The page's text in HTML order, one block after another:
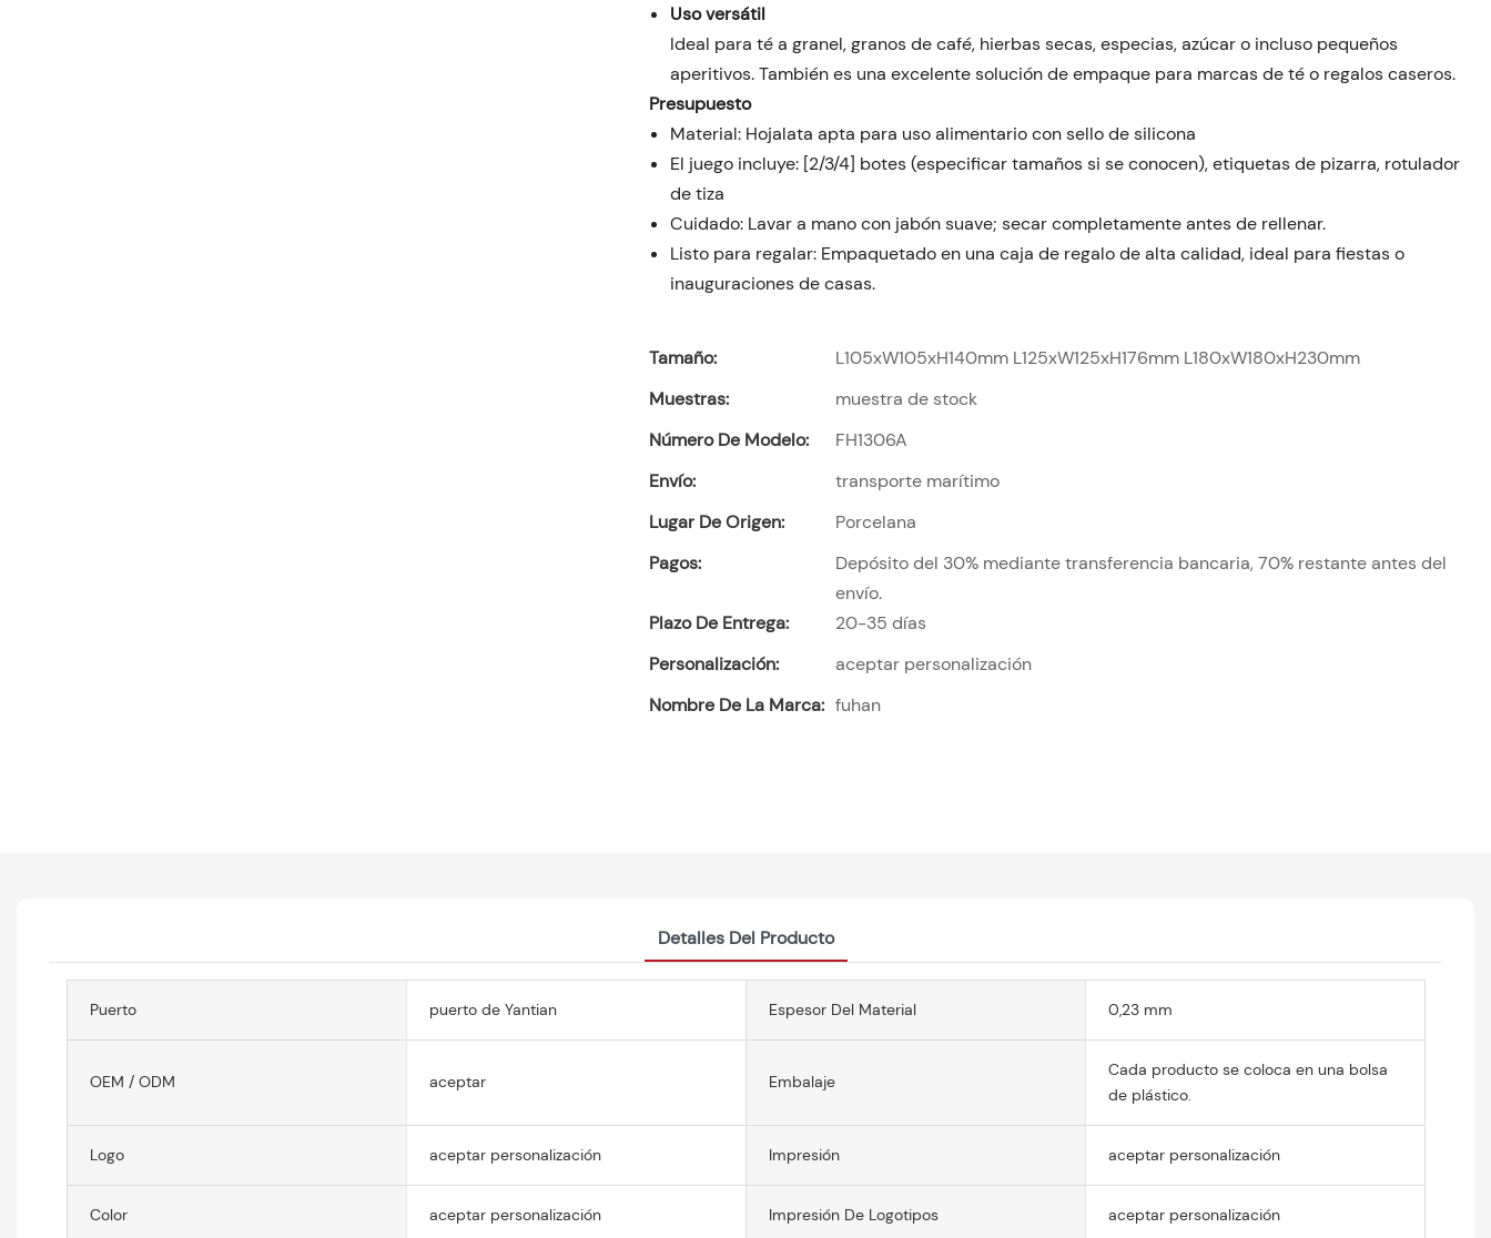
Uso versátil
Ideal para té a granel, granos de café, hierbas secas, especias, azúcar o incluso pequeños
aperitivos. También es una excelente solución de empaque para marcas de té o regalos caseros.
Presupuesto
Material: Hojalata apta para uso alimentario con sello de silicona
El juego incluye: [2/3/4] botes (especificar tamaños si se conocen), etiquetas de pizarra, rotulador
de tiza
Cuidado: Lavar a mano con jabón suave; secar completamente antes de rellenar.
Listo para regalar: Empaquetado en una caja de regalo de alta calidad, ideal para fiestas o
inauguraciones de casas.
Tamaño:
L105xW105xH140mm L125xW125xH176mm L180xW180xH230mm
Muestras:
muestra de stock
Número De Modelo:
FH1306A
Envío:
transporte marítimo
Lugar De Origen:
Porcelana
Pagos:
Depósito del 30% mediante transferencia bancaria, 70% restante antes del
envío.
Plazo De Entrega:
20-35 días
Personalización:
aceptar personalización
Nombre De La Marca: fuhan
Detalles Del Producto
Puerto puerto de Yantian Espesor Del Material 0,23 mm
OEM / ODM aceptar Embalaje
Cada producto se coloca en una bolsa
de plástico.
Logo aceptar personalización Impresión aceptar personalización
Color aceptar personalización Impresión De Logotipos aceptar personalización